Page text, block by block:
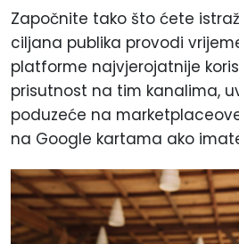
Započnite tako što ćete
ciljana publika provodi
platforme najvjerojatnije
prisutnost na tim kanalima,
poduzeće na
na Google kartama ako